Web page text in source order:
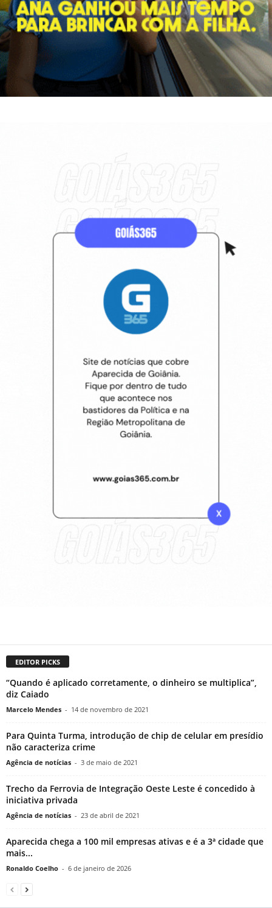
EDITOR PICKS
“Quando é aplicado corretamente, o dinheiro se multiplica”,
diz Caiado
Marcelo Mendes - 14 de novembro de 2021
Para Quinta Turma, introdução de chip de celular em presídio
não caracteriza crime
Agência de notícias - 3 de maio de 2021
Trecho da Ferrovia de Integração Oeste Leste é concedido à
iniciativa privada
Agência de notícias - 23 de abril de 2021
Aparecida chega a 100 mil empresas ativas e é a 3ª cidade que
mais...
Ronaldo Coelho - 6 de janeiro de 2026